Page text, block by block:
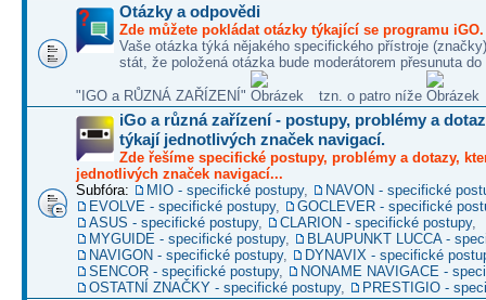
Otázky a odpovědi
Zde můžete pokládat otázky týkající se programu iGO.
Vaše otázka týká nějakého specifického přístroje
stát, že položená otázka bude moderátorem přesunuta do
"IGO a RŮZNÁ ZAŘÍZENÍ" tzn. o patro níže
iGo a různá zařízení - postupy, problémy a
týkají jednotlivých značek navigací.
Zde řešíme specifické postupy, problémy a dotazy,
jednotlivých značek navigací...
Subfóra:
MIO - specifické postupy,
NAVON - specifické
EVOLVE - specifické postupy,
GOCLEVER - specifické
ASUS - specifické postupy, CLARION - specifické postupy,
MYGUIDE - specifické postupy,
BLAUPUNKT LUCCA -
NAVIGON - specifické postupy,
DYNAVIX - specifické
SENCOR - specifické postupy,
NONAME NAVIGACE -
OSTATNÍ ZNAČKY - specifické postupy, PRESTIGIO -